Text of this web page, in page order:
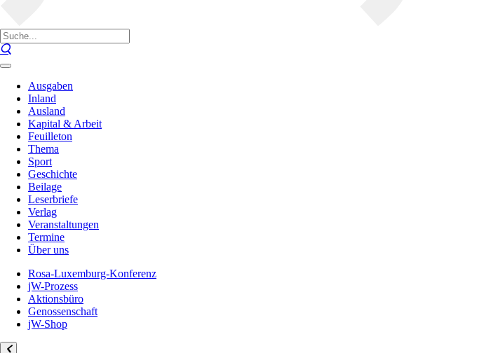
Ausgaben
Inland
Ausland
Kapital & Arbeit
Feuilleton
Thema
Sport
Geschichte
Beilage
Leserbriefe
Verlag
Veranstaltungen
Termine
Über uns
Rosa-Luxemburg-Konferenz
jW-Prozess
Aktionsbüro
Genossenschaft
jW-Shop